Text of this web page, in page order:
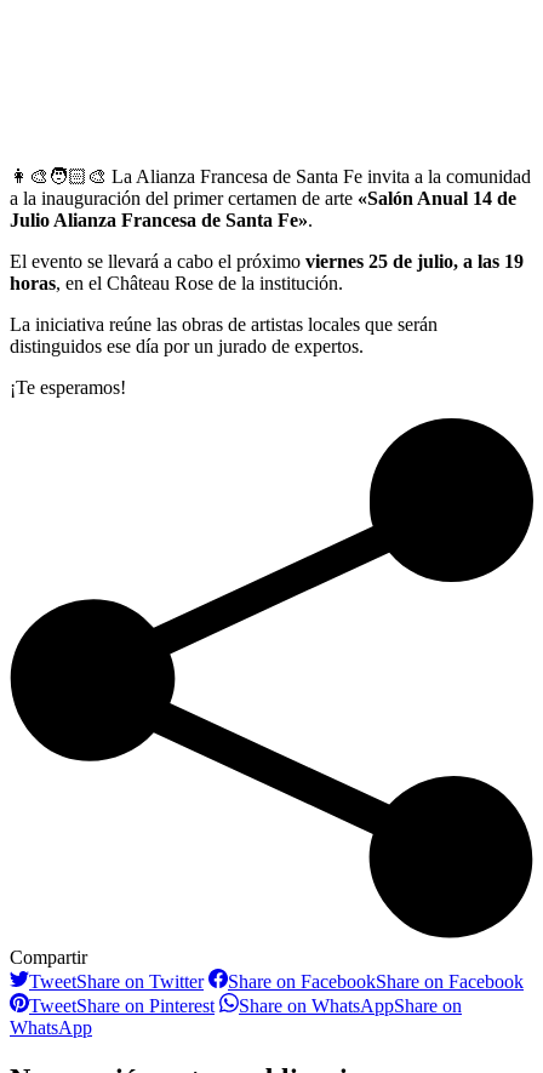
👩‍🎨🧑🏻‍🎨 La Alianza Francesa de Santa Fe invita a la comunidad
a la inauguración del primer certamen de arte «Salón Anual 14 de
Julio Alianza Francesa de Santa Fe».
El evento se llevará a cabo el próximo viernes 25 de julio, a las 19
horas, en el Château Rose de la institución.
La iniciativa reúne las obras de artistas locales que serán
distinguidos ese día por un jurado de expertos.
¡Te esperamos!
Compartir
TweetShare on Twitter Share on FacebookShare on Facebook
TweetShare on Pinterest Share on WhatsAppShare on
WhatsApp